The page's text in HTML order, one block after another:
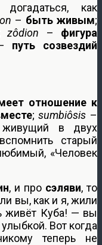
как
– быть живым;
zôdion – фигура
путь созвездий
отношение к
;sumbiôsis –
в двух
старый
«Человек
, и про сэляви, то
вы, как и я, жили
живёт Куба! — вы
Вот когда
теперь не